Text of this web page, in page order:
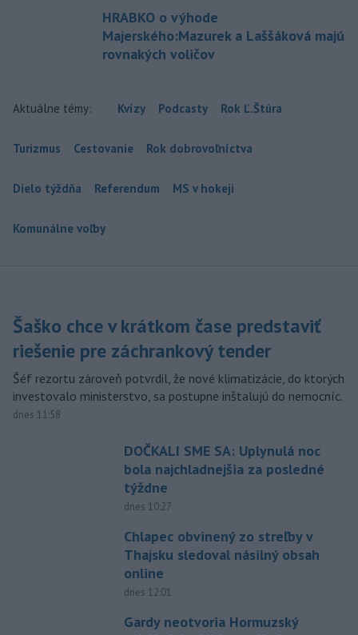
HRABKO o výhode
Majerského:Mazurek a Laššáková majú
rovnakých voličov
Aktuálne témy: Kvízy Podcasty Rok Ľ.Štúra
Turizmus Cestovanie Rok dobrovoľníctva
Dielo týždňa Referendum MS v hokeji
Komunálne voľby
Šaško chce v krátkom čase predstaviť
riešenie pre záchrankový tender
Šéf rezortu zároveň potvrdil, že nové klimatizácie, do ktorých
investovalo ministerstvo, sa postupne inštalujú do nemocníc.
dnes 11:58
DOČKALI SME SA: Uplynulá noc
bola najchladnejšia za posledné
týždne
dnes 10:27
Chlapec obvinený zo streľby v
Thajsku sledoval násilný obsah
online
dnes 12:01
Gardy neotvoria Hormuzský